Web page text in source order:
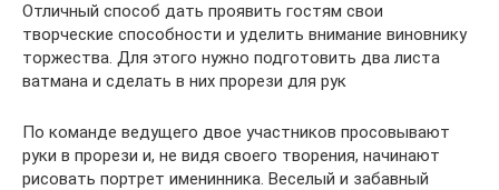
Отличный способ дать проявить гостям свои
творческие способности и уделить внимание виновнику
торжества. Для этого нужно подготовить два листа
ватмана и сделать в них прорези для рук
По команде ведущего двое участников просовывают
руки в прорези и, не видя своего творения, начинают
рисовать портрет именинника. Веселый и забавный